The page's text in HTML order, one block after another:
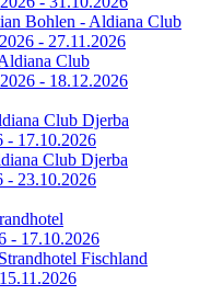
Bohlen - Aldiana Club
- 27.11.2026
Club
- 18.12.2026
Club Djerba
- 17.10.2026
Club Djerba
- 23.10.2026
- 17.10.2026
Fischland